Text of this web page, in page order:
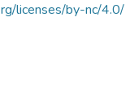
licenses/by-nc/4.0/